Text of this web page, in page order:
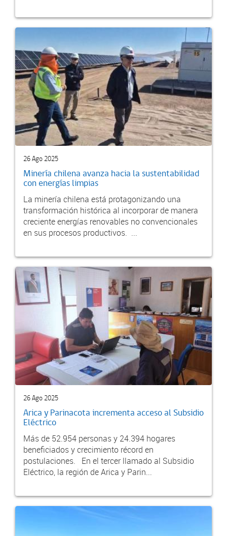
26 Ago 2025
Minería chilena avanza hacia la sustentabilidad
con energías limpias
La minería chilena está protagonizando una
transformación histórica al incorporar de manera
creciente energías renovables no convencionales
en sus procesos productivos. ...
26 Ago 2025
Arica y Parinacota incrementa acceso al Subsidio
Eléctrico
Más de 52.954 personas y 24.394 hogares
beneficiados y crecimiento récord en
postulaciones. En el tercer llamado al Subsidio
Eléctrico, la región de Arica y Parin...